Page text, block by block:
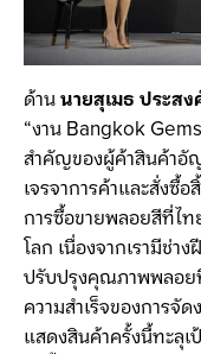
ด้านนายสุเมธ ประส
“งาน Bangkok
สำคัญของผู้ค้าสินค้าอั
เจรจาการค้าและสั่งซื้
การซื้อขายพลอยสีที่ไ
โลก เนื่องจากเรามีช่า
ปรับปรุงคุณภาพพลอย
ความสำเร็จของการจั
แสดงสินค้าครั้งนี้ทะลุ